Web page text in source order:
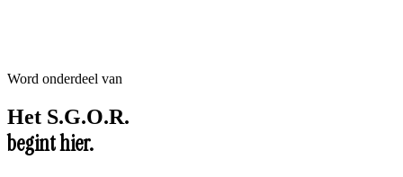
Word onderdeel van
Het S.G.O.R.
begint hier.